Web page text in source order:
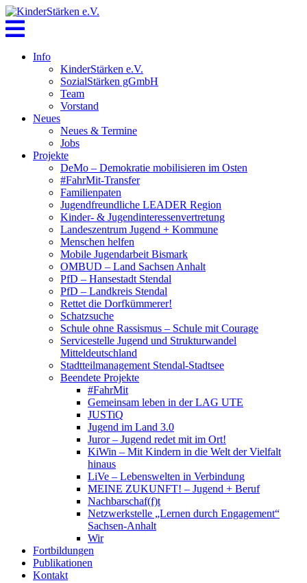
Skip
to
content
Info
KinderStärken e.V.
SozialStärken gGmbH
Team
Vorstand
Neues
Neues & Termine
Jobs
Projekte
DeMo – Demokratie mobilisieren im Osten
#FahrMit-Transfer
Familienpaten
Jugendfreundliche LEADER Region
Kinder- & Jugendinteressenvertretung
Landeszentrum Jugend + Kommune
Menschen helfen
Mobile Jugendarbeit Bismark
OMBUD – Land Sachsen Anhalt
PfD – Hansestadt Stendal
PfD – Landkreis Stendal
Rettet die Dorfkümmerer!
Schatzsuche
Schule ohne Rassismus – Schule mit Courage
Servicestelle Jugend und Strukturwandel
Mitteldeutschland
Stadtteilmanagement Stendal-Stadtsee
Beendete Projekte
#FahrMit
Gemeinsam leben in der LAG UTE
JUSTiQ
Jugend im Land 3.0
Juror – Jugend redet mit im Ort!
KiWin – Mit Kindern in die Welt der Vielfalt
hinaus
LiVe – Lebenswelten in Verbindung
MEINE ZUKUNFT! – Jugend + Beruf
Nachbarschaf(f)t
Netzwerkstelle „Lernen durch Engagement“
Sachsen-Anhalt
Wir
Fortbildungen
Publikationen
Kontakt